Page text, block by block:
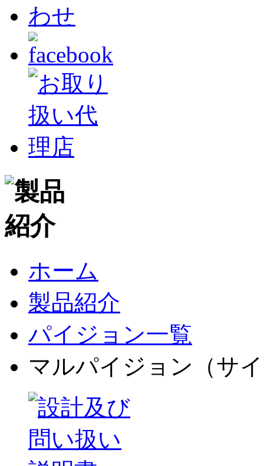
ホーム
製品紹介
パイジョン一覧
マルパイジョン（サ